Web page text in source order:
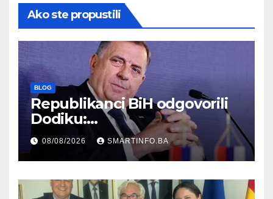
Ako ste propustili
BLOG
Republikanci BiH odgovorili
Dodiku:
Bosanskohercegovačka
kultura postoji i pripada svim
građanima
08/08/2026 SMARTINFO.BA